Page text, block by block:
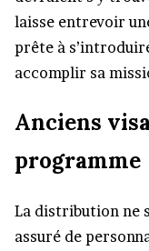
laisse entrevoir
prête à
accomplir sa
Anciens
programme
La distribution ne
assuré de